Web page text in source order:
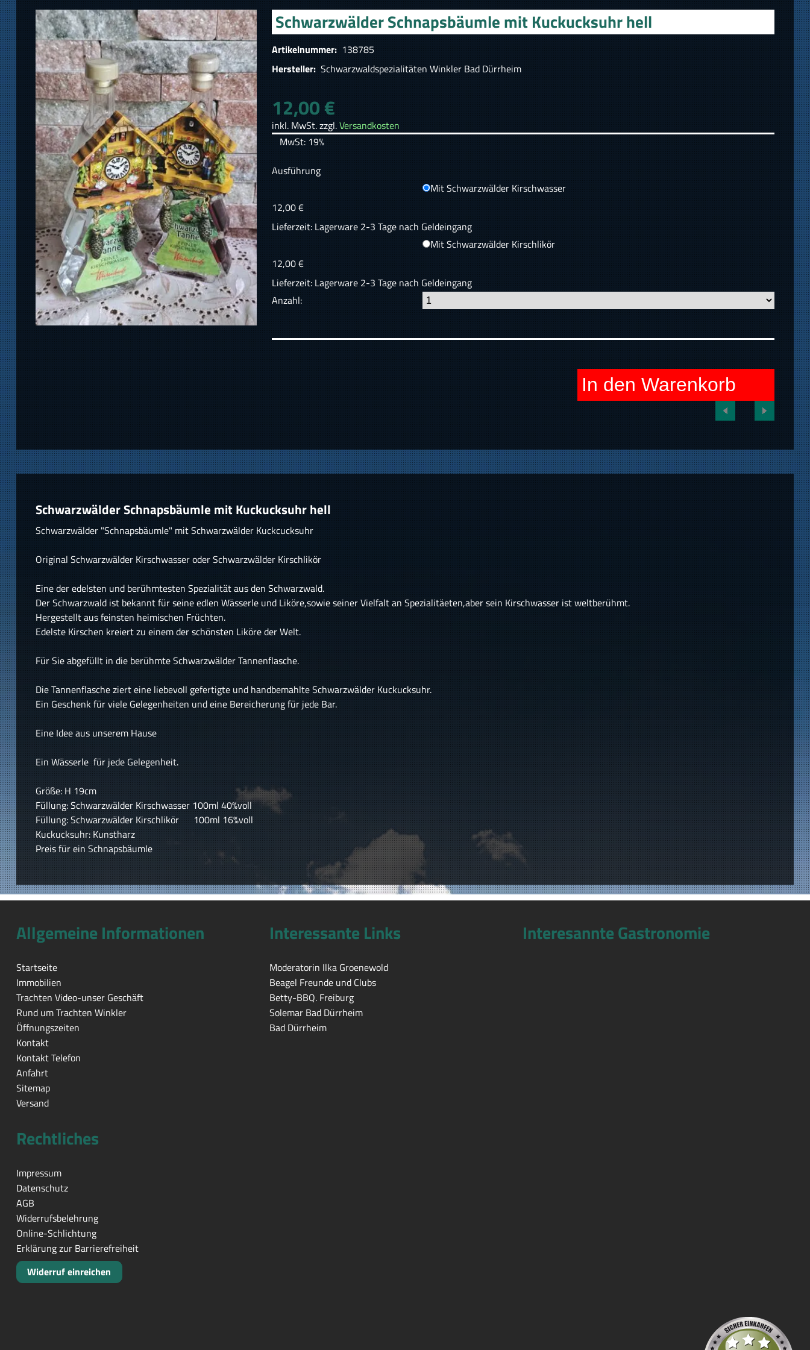
Schwarzwälder Schnapsbäumle mit Kuckucksuhr hell
Artikelnummer: 138785
Hersteller: Schwarzwaldspezialitäten Winkler Bad Dürrheim
12,00 €
inkl. MwSt. zzgl.Versandkosten
MwSt: 19%
Ausführung
Mit Schwarzwälder Kirschwasser
12,00 €
Lieferzeit: Lagerware 2-3 Tage nach Geldeingang
Mit Schwarzwälder Kirschlikör
12,00 €
Lieferzeit: Lagerware 2-3 Tage nach Geldeingang
Anzahl:
In den Warenkorb
Schwarzwälder Schnapsbäumle mit Kuckucksuhr hell
Schwarzwälder "Schnapsbäumle" mit Schwarzwälder Kuckcucksuhr
Original Schwarzwälder Kirschwasser oder Schwarzwälder Kirschlikör
Eine der edelsten und berühmtesten Spezialität aus den Schwarzwald.
Der Schwarzwald ist bekannt für seine edlen Wässerle und Liköre,sowie seiner Vielfalt an Spezialitäeten,aber sein Kirschwasser ist weltberühmt.
Hergestellt aus feinsten heimischen Früchten.
Edelste Kirschen kreiert zu einem der schönsten Liköre der Welt.
Für Sie abgefüllt in die berühmte Schwarzwälder Tannenflasche.
Die Tannenflasche ziert eine liebevoll gefertigte und handbemahlte Schwarzwälder Kuckucksuhr.
Ein Geschenk für viele Gelegenheiten und eine Bereicherung für jede Bar.
Eine Idee aus unserem Hause
Ein Wässerle für jede Gelegenheit.
Größe: H 19cm
Füllung: Schwarzwälder Kirschwasser 100ml 40%voll
Füllung: Schwarzwälder Kirschlikör 100ml 16%voll
Kuckucksuhr: Kunstharz
Preis für ein Schnapsbäumle
Allgemeine Informationen
Startseite
Immobilien
Trachten Video-unser Geschäft
Rund um Trachten Winkler
Öffnungszeiten
Kontakt
Kontakt Telefon
Anfahrt
Sitemap
Versand
Interessante Links
Moderatorin Ilka Groenewold
Beagel Freunde und Clubs
Betty-BBQ. Freiburg
Solemar Bad Dürrheim
Bad Dürrheim
Interesannte Gastronomie
Rechtliches
Impressum
Datenschutz
AGB
Widerrufsbelehrung
Online-Schlichtung
Erklärung zur Barrierefreiheit
Widerruf einreichen